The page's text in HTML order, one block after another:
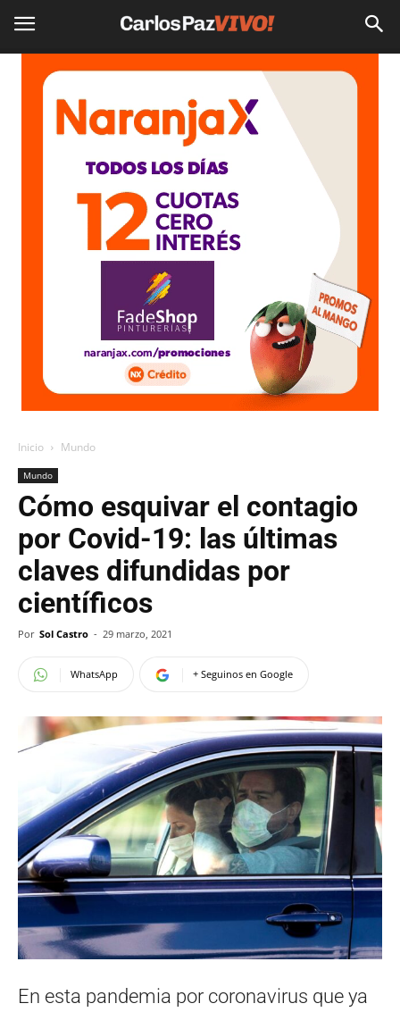
Inicio Mundo
Mundo
Cómo esquivar el contagio
por Covid-19: las últimas
claves difundidas por
científicos
Por Sol Castro - 29 marzo, 2021
WhatsApp + Seguinos en Google
En esta pandemia por coronavirus que ya